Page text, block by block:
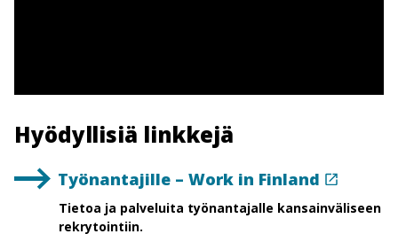
Hyödyllisiä linkkejä
Työnantajille – Work in Finland
Tietoa ja palveluita työnantajalle kansainväliseen
rekrytointiin.